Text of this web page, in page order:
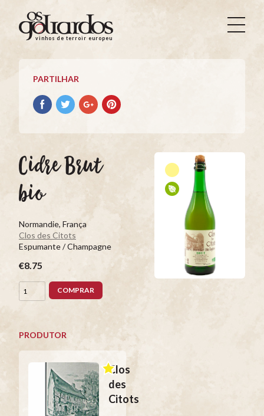
Os
Goliardos
Vinhos
Terroir
Europeus
vinhos de terroir europeus
PARTILHAR
Partilhar
no
Partilhar
no
Partilhar
no
Partilhar
no
Cidre Brut
bio
Normandie, França
Clos des Citots
Espumante / Champagne
€8.75
COMPRAR
PRODUTOR
Clos
des
Citots